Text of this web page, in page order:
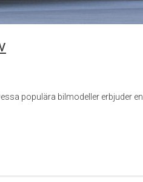
populära bilmodeller erbjuder en